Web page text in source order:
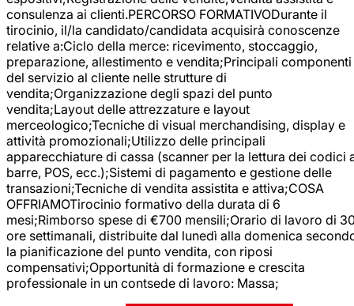
consulenza ai clienti.PERCORSO FORMATIVODurante il
tirocinio, il/la candidato/candidata acquisirà conoscenze
relative a:Ciclo della merce: ricevimento, stoccaggio,
preparazione, allestimento e vendita;Principali componenti
del servizio al cliente nelle strutture di
vendita;Organizzazione degli spazi del punto
vendita;Layout delle attrezzature e layout
merceologico;Tecniche di visual merchandising, display e
attività promozionali;Utilizzo delle principali
apparecchiature di cassa (scanner per la lettura dei codici
barre, POS, ecc.);Sistemi di pagamento e gestione delle
transazioni;Tecniche di vendita assistita e attiva;COSA
OFFRIAMOTirocinio formativo della durata di 6
mesi;Rimborso spese di €700 mensili;Orario di lavoro di
ore settimanali, distribuite dal lunedì alla domenica
la pianificazione del punto vendita, con riposi
compensativi;Opportunità di formazione e crescita
professionale in un contsede di lavoro: Massa;